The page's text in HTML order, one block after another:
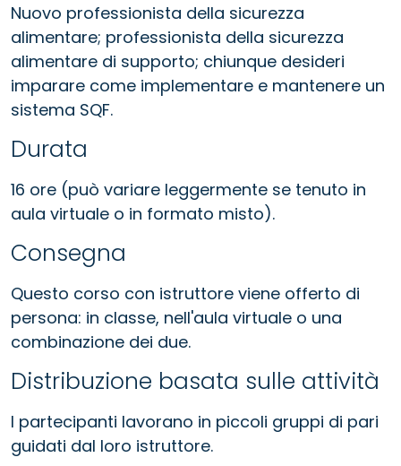
Nuovo professionista della sicurezza
alimentare; professionista della sicurezza
alimentare di supporto; chiunque desideri
imparare come implementare e mantenere un
sistema SQF.
Durata
16 ore (può variare leggermente se tenuto in
aula virtuale o in formato misto).
Consegna
Questo corso con istruttore viene offerto di
persona: in classe, nell'aula virtuale o una
combinazione dei due.
Distribuzione basata sulle attività
I partecipanti lavorano in piccoli gruppi di pari
guidati dal loro istruttore.